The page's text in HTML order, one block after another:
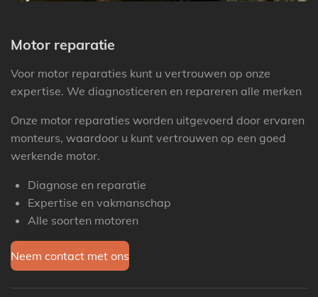
Motor reparatie
Voor motor reparaties kunt u vertrouwen op onze
expertise. We diagnosticeren en repareren alle merken
Onze motor reparaties worden uitgevoerd door ervaren
monteurs, waardoor u kunt vertrouwen op een goed
werkende motor.
Diagnose en reparatie
Expertise en vakmanschap
Alle soorten motoren
Neem contact met ons